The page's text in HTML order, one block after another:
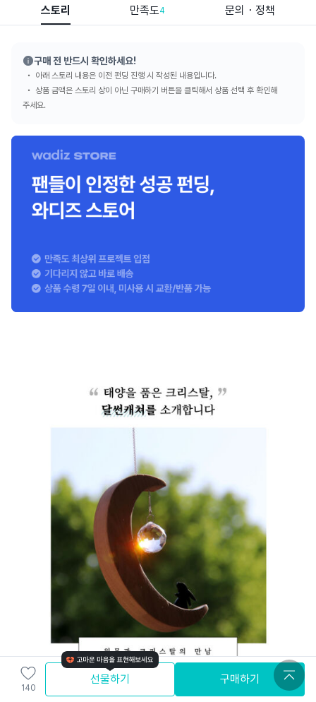
스토리 만족도4 문의・정책
구매 전 반드시 확인하세요!
아래 스토리 내용은 이전 펀딩 진행 시 작성된 내용입니다.
상품 금액은 스토리 상이 아닌 구매하기 버튼을 클릭해서 상품 선택 후 확인해
주세요.
140
선물하기 구매하기